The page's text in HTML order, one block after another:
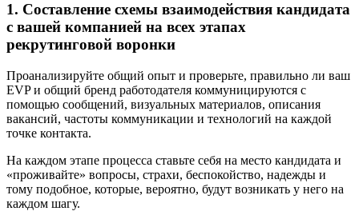
1. Составление схемы взаимодействия кандидата
с вашей компанией на всех этапах
рекрутинговой воронки
Проанализируйте общий опыт и проверьте, правильно ли ваш
EVP и общий бренд работодателя коммуницируются с
помощью сообщений, визуальных материалов, описания
вакансий, частоты коммуникации и технологий на каждой
точке контакта.
На каждом этапе процесса ставьте себя на место кандидата и
«проживайте» вопросы, страхи, беспокойство, надежды и
тому подобное, которые, вероятно, будут возникать у него на
каждом шагу.